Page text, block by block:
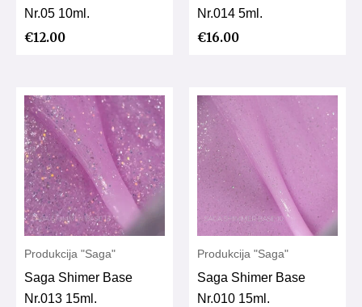
Nr.05 10ml.
€12.00
Nr.014 5ml.
€16.00
Produkcija "Saga"
Saga Shimer Base
Nr.013 15ml.
Produkcija "Saga"
Saga Shimer Base
Nr.010 15ml.